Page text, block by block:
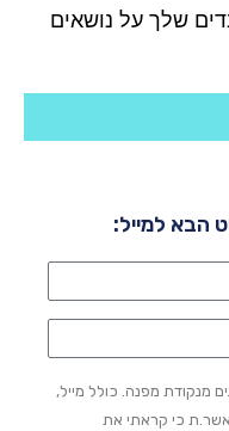
שלך על נושאים
הבא למייל:
מנקודת מפנה. כולל מייל,
כי קראתי את